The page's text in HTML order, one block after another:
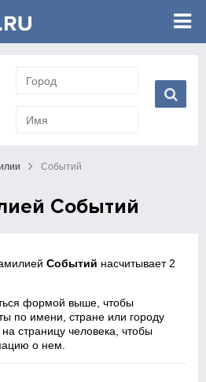
Событий
Событий
Событий насчитывает 2
формой выше, чтобы
по имени, стране или городу
страницу человека, чтобы
о нем.